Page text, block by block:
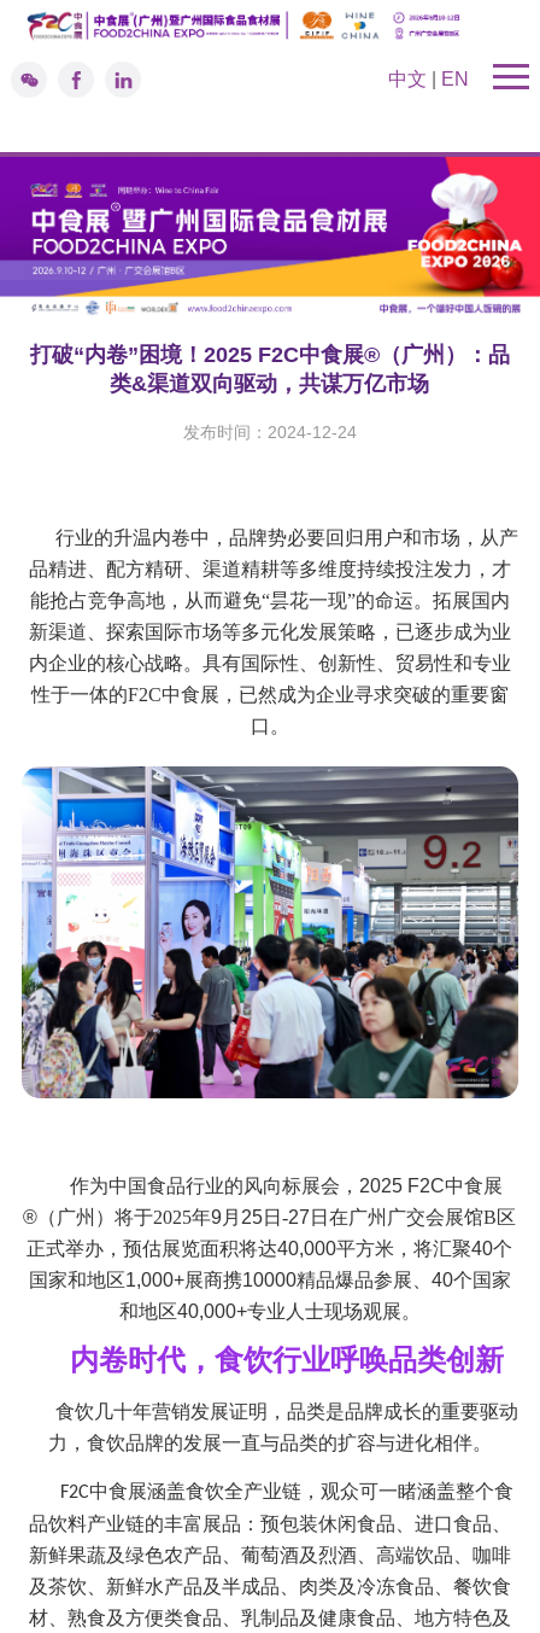
中文 EN
打破“内卷”困境！2025 F2C中食展®（广州）：品
类&渠道双向驱动，共谋万亿市场
发布时间：2024-12-24
行业的升温内卷中，品牌势必要回归用户和市场，从产
品精进、配方精研、渠道精耕等多维度持续投注发力，才
能抢占竞争高地，从而避免“昙花一现”的命运。 拓展国内
新渠道、探索国际市场等多元化发展策略，已逐步成为业
内企业的核心战略。 具有国际性、创新性、贸易性和专业
性于一体的F2C中食展， 已然成为企业寻求突破的重要窗
口。
作为中国食品行业的风向标展会，2025 F2C中食展
®（广州）将于2025年9月25日-27日在广州广交会展馆B区
正式举办，预估展览面积将达40,000平方米，将汇聚40个
国家和地区1,000+展商携10000精品爆品参展、40个国家
和地区40,000+专业人士现场观展。
内卷时代， 食饮行业呼唤品类创新
食饮几十年营销发展证明，品类是品牌成长的重要驱动
力，食饮品牌的发展一直与品类的扩容与进化相伴。
F2C中食展涵盖食饮全产业链，观众可一睹涵盖整个食
品饮料产业链的丰富展品：预包装休闲食品、进口食品、
新鲜果蔬及绿色农产品、葡萄酒及烈酒、高端饮品、咖啡
及茶饮、新鲜水产品及半成品、肉类及冷冻食品、餐饮食
材、熟食及方便类食品、乳制品及健康食品、地方特色及